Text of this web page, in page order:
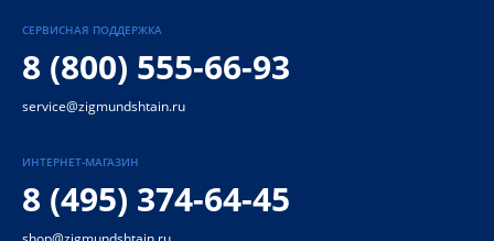
СЕРВИСНАЯ ПОДДЕРЖКА
8 (800) 555-66-93
service@zigmundshtain.ru
ИНТЕРНЕТ-МАГАЗИН
8 (495) 374-64-45